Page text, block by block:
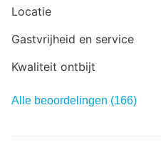
Locatie
Gastvrijheid en service
Kwaliteit ontbijt
Alle beoordelingen (166)